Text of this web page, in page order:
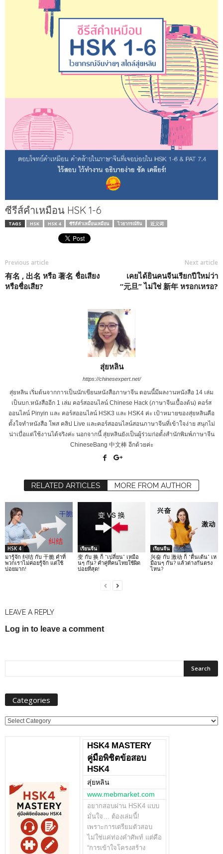
ซีรีส์คำเหมือน HSK 1-6
TAGS HSK HSK 4 ซีรีส์คำเหมื๊อนเหมือน ไวยากรณ์จีน 近义词
Previous article
有名 , 出名 หรือ 著名 ชื่อเสียง
หรือชื่อเสีย?
Next article
เคยได้ยินคนจีนเรียกปีใหม่ว่า
“元旦” ไม่ใช่ 新年 หรอกเหรอ?
สุ่ยหลิน
https://chinesexpert.net/
สุ่ยหลิน เริ่มต้นจากการเป็นนักเขียนหนังสือภาษาจีน ตอนนี้มีผลงานหนังสือ 14 เล่ม
เป็นบก.หนังสืออีก 1 เล่ม คอร์สออนไลน์ Chinese Hack (ภาษาจีนเบื้องต้น) คอร์ส
ออนไลน์ Pinyin และ คอร์สออนไลน์ HSK3 และ HSK4 ค่ะ เป้าหมายของสุ่ยหลินคือ
ตั้งใจทำหนังสือ โพส คลิป Live และคอร์สออนไลน์สอนภาษาจีนที่เข้าใจง่าย สนุกไม่
น่าเบื่อแต่ใช้งานได้จริงค่ะ นอกจากนี้ สุ่ยหลินยังเป็นผู้ร่วมก่อตั้งสำนักพิมพ์ภาษาจีน
ChineseBang 中文棒 อีกด้วยค่ะ
RELATED ARTICLES MORE FROM AUTHOR
HSK 4
มารู้จัก 纠结 กับ 干脆 คำที่
พวกเราไม่ค่อยรู้จัก แต่ใช้
บ่อยมาก!
เรียนจีน
变 กับ 换 ก็ “เปลี่ยน” เหมือ
นๆ กัน? คำคู่ที่คนไทยใช้ผิด
บ่อยที่สุด!
เรียนจีน
兴奋 กับ 激动 ก็ “ตื่นเต้น” เห
มือนๆ กัน? แล้วต่างกันตรง
ไหน?
LEAVE A REPLY
Log in to leave a comment
Categories
Categories
HSK4 MASTERY
คู่มือพิชิตข้อสอบ
HSK4
สุ่ยหลิน
www.mebmarket.com
อยากสอบผ่าน HSK4 แบบ
มั่นใจ… ต้องเล่มนี้!
เพราะการเตรียมตัวสอบ
ไม่ใช่แค่ท่องคำศัพท์ แต่คือ
“การเข้าใจโครงสร้าง